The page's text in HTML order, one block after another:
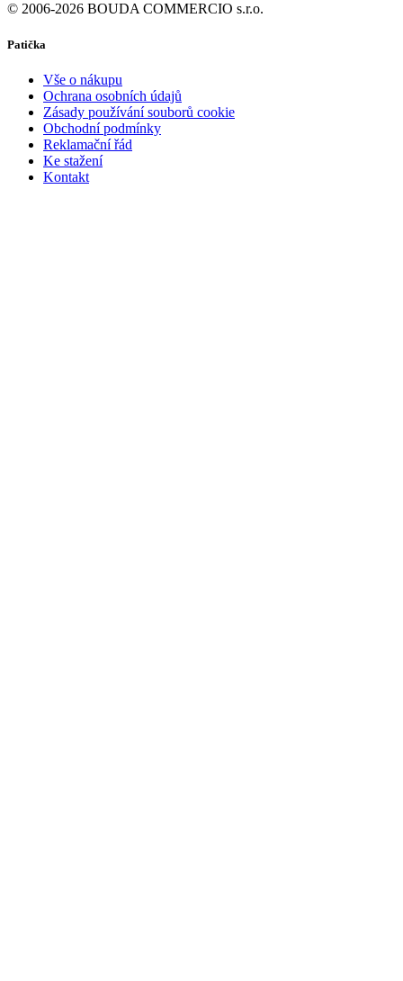
© 2006-2026 BOUDA COMMERCIO s.r.o.
Patička
Vše o nákupu
Ochrana osobních údajů
Zásady používání souborů cookie
Obchodní podmínky
Reklamační řád
Ke stažení
Kontakt